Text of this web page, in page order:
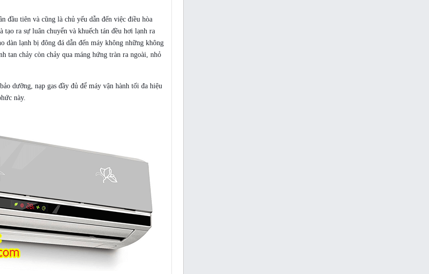
đầu tiên và cũng là chủ yếu dẫn đến việc điều hòa
ra sự luân chuyển và khuếch tán đều hơi lạnh ra
dàn lạnh bị đông đá dẫn đến máy không những không
tan chảy còn chảy qua máng hứng tràn ra ngoài, nhỏ
dưỡng, nạp gas đầy đủ để máy vận hành tối đa hiệu
này.